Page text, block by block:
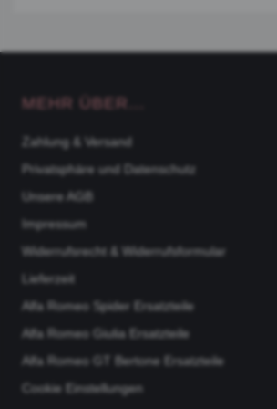
MEHR ÜBER...
Zahlung & Versand
Privatsphäre und Datenschutz
Unsere AGB
Impressum
Widerrufsrecht & Widerrufsformular
Lieferzeit
Alfa Romeo Spider Ersatzteile
Alfa Romeo Giulia Ersatzteile
Alfa Romeo GT Bertone Ersatzteile
Cookie Einstellungen